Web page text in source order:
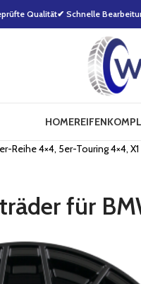
Qualität✔ Schnelle
HOMEREIFEN
Reihe 4×4, 5er-Touring 4×4, X1
für